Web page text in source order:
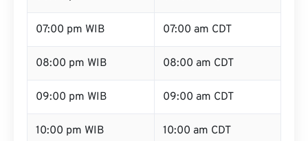
07:00 pm WIB 07:00 am CDT
08:00 pm WIB 08:00 am CDT
09:00 pm WIB 09:00 am CDT
10:00 pm WIB 10:00 am CDT